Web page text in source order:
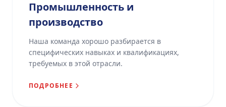
Промышленность и
производство
Наша команда хорошо разбирается в
специфических навыках и квалификациях,
требуемых в этой отрасли.
ПОДРОБНЕЕ